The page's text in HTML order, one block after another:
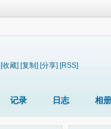
[收藏] [复制] [分享] [RSS]
记录 日志 相册